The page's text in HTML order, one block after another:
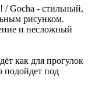
/ Gocha - стильный,
рисунком.
и несложный
как для прогулок
подойдет под